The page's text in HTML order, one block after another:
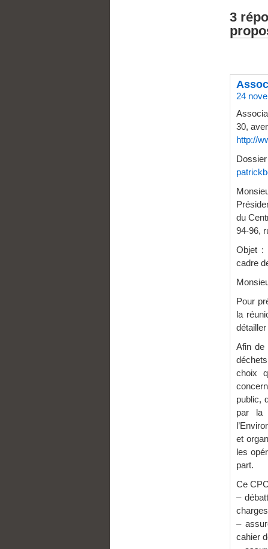
3
24
30,
http://
du
94-96,
Objet :
cadre
Pour
la
Afin de
choix
public,
par la
et
les
part.
Ce
–
–
cahier